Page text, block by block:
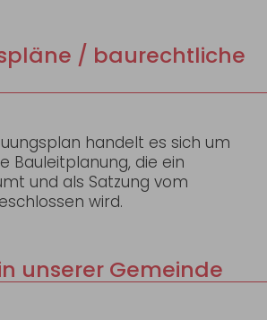
/ baurechtliche
handelt es sich um
Bauleitplanung, die ein
und als Satzung vom
wird.
unserer Gemeinde